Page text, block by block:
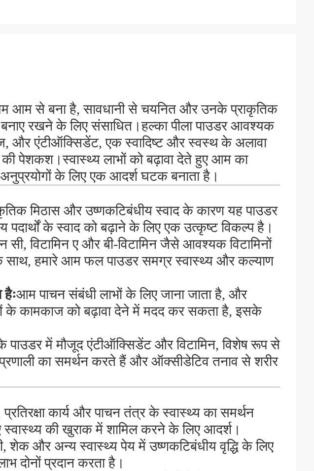
आम से बना है, सावधानी से चयनित और उनके प्राकृतिक
बनाए रखने के लिए संसाधित।हल्का पीला पाउडर आवश्यक
और एंटीऑक्सिडेंट, एक स्वादिष्ट और स्वस्थ के अलावा
पेशकश।स्वास्थ्य लाभों को बढ़ावा देते हुए आम का
के लिए एक आदर्श घटक बनाता है।
मिठास और उष्णकटिबंधीय स्वाद के कारण यह पाउडर
पदार्थों के स्वाद को बढ़ाने के लिए एक उत्कृष्ट विकल्प है।
सी, विटामिन ए और बी-विटामिन जैसे आवश्यक विटामिनों
हमारे आम फल पाउडर समग्र स्वास्थ्य और कल्याण
आम पाचन संबंधी लाभों के लिए जाना जाता है, और
के कामकाज को बढ़ावा देने में मदद कर सकता है, इसके
में मौजूद एंटीऑक्सिडेंट और विटामिन, विशेष रूप से
प्रणाली का समर्थन करते हैं और ऑक्सीडेटिव तनाव से शरीर
कार्य और पाचन तंत्र के स्वास्थ्य का समर्थन
की खुराक में शामिल करने के लिए आदर्श।
शेक और अन्य स्वास्थ्य पेय में उष्णकटिबंधीय वृद्धि के लिए
दोनों प्रदान करता है।